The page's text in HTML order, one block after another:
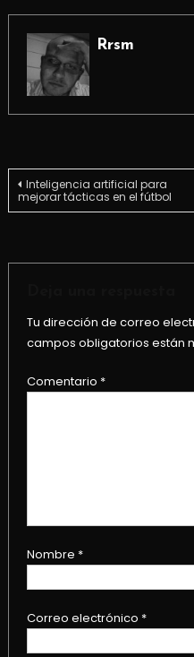
Rrsm
Navegación
entradas
Inteligencia artificial para
mejorar tácticas en el fútbol
Tu dirección de correo
campos obligatorios están
Comentario *
Nombre *
Correo electrónico *